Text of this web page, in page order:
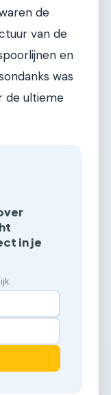
de
van de
en
was
de ultieme
in je